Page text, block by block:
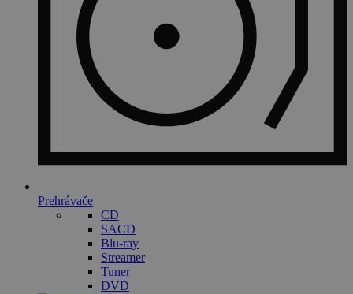
Prehrávače
CD
SACD
Blu-ray
Streamer
Tuner
DVD